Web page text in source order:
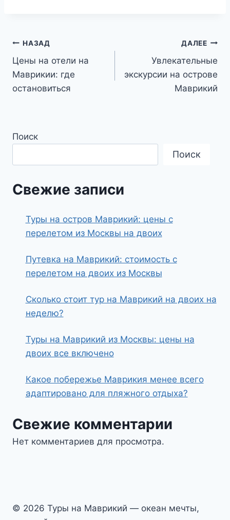
Навигация
по
записям
НАЗАД
Цены на отели на
Маврикии: где
остановиться
ДАЛЕЕ
Увлекательные
экскурсии на острове
Маврикий
Поиск
Поиск
Свежие записи
Туры на остров Маврикий: цены с
перелетом из Москвы на двоих
Путевка на Маврикий: стоимость с
перелетом на двоих из Москвы
Сколько стоит тур на Маврикий на двоих на
неделю?
Туры на Маврикий из Москвы: цены на
двоих все включено
Какое побережье Маврикия менее всего
адаптировано для пляжного отдыха?
Свежие комментарии
Нет комментариев для просмотра.
© 2026 Туры на Маврикий — океан мечты,